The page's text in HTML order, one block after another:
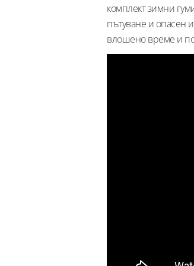
комплект зимни
пътуване и опасен
влошено време и